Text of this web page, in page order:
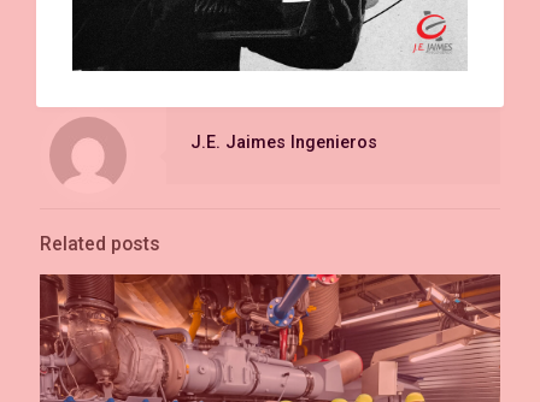
J.E. Jaimes Ingenieros
Related posts